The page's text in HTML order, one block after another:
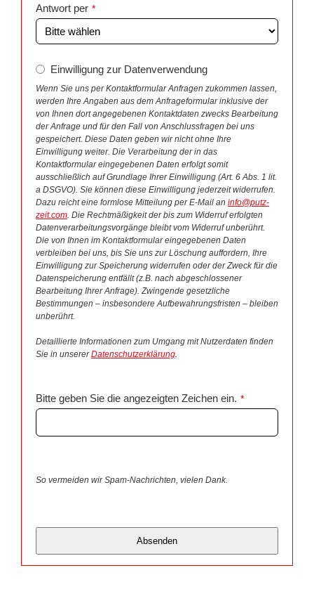
Antwort per *
Einwilligung zur Datenverwendung
Wenn Sie uns per Kontaktformular Anfragen zukommen lassen,
werden Ihre Angaben aus dem Anfrageformular inklusive der
von Ihnen dort angegebenen Kontaktdaten zwecks Bearbeitung
der Anfrage und für den Fall von Anschlussfragen bei uns
gespeichert. Diese Daten geben wir nicht ohne Ihre
Einwilligung weiter. Die Verarbeitung der in das
Kontaktformular eingegebenen Daten erfolgt somit
ausschließlich auf Grundlage Ihrer Einwilligung (Art. 6 Abs. 1 lit.
a DSGVO). Sie können diese Einwilligung jederzeit widerrufen.
Dazu reicht eine formlose Mitteilung per E-Mail an info@putz-
zeit.com. Die Rechtmäßigkeit der bis zum Widerruf erfolgten
Datenverarbeitungsvorgänge bleibt vom Widerruf unberührt.
Die von Ihnen im Kontaktformular eingegebenen Daten
verbleiben bei uns, bis Sie uns zur Löschung auffordern, Ihre
Einwilligung zur Speicherung widerrufen oder der Zweck für die
Datenspeicherung entfällt (z.B. nach abgeschlossener
Bearbeitung Ihrer Anfrage). Zwingende gesetzliche
Bestimmungen – insbesondere Aufbewahrungsfristen – bleiben
unberührt.
Detaillierte Informationen zum Umgang mit Nutzerdaten finden
Sie in unsererDatenschutzerklärung.
Bitte geben Sie die angezeigten Zeichen ein. *
So vermeiden wir Spam-Nachrichten, vielen Dank.
Absenden